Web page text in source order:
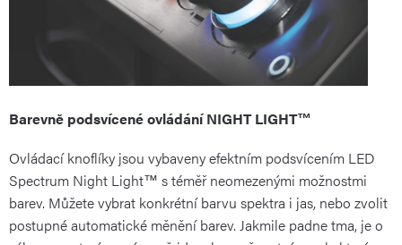
Barevně podsvícené ovládání NIGHT LIGHT™
Ovládací knoflíky jsou vybaveny efektním podsvícením LED
Spectrum Night Light™ s téměř neomezenými možnostmi
barev. Můžete vybrat konkrétní barvu spektra i jas, nebo zvolit
postupné automatické měnění barev. Jakmile padne tma, je o